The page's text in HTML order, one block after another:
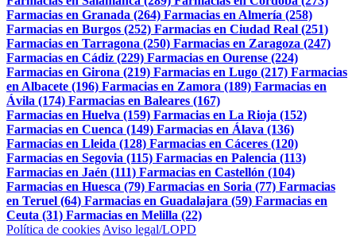
Farmacias en Granada (264) Farmacias en Almería (258)
Farmacias en Burgos (252) Farmacias en Ciudad Real (251)
Farmacias en Tarragona (250) Farmacias en Zaragoza (247)
Farmacias en Cádiz (229) Farmacias en Ourense (224)
Farmacias en Girona (219) Farmacias en Lugo (217) Farmacias
en Albacete (196) Farmacias en Zamora (189) Farmacias en
Ávila (174) Farmacias en Baleares (167)
Farmacias en Huelva (159) Farmacias en La Rioja (152)
Farmacias en Cuenca (149) Farmacias en Álava (136)
Farmacias en Lleida (128) Farmacias en Cáceres (120)
Farmacias en Segovia (115) Farmacias en Palencia (113)
Farmacias en Jaén (111) Farmacias en Castellón (104)
Farmacias en Huesca (79) Farmacias en Soria (77) Farmacias
en Teruel (64) Farmacias en Guadalajara (59) Farmacias en
Ceuta (31) Farmacias en Melilla (22)
Política de cookies Aviso legal/LOPD